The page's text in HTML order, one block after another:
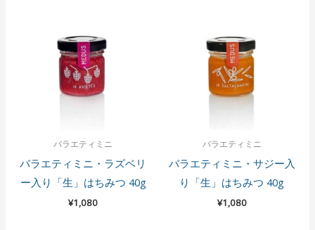
バラエティミニ
バラエティミニ・ラズベリ
ー入り「生」はちみつ 40g
¥1,080
バラエティミニ
バラエティミニ・サジー入
り「生」はちみつ 40g
¥1,080